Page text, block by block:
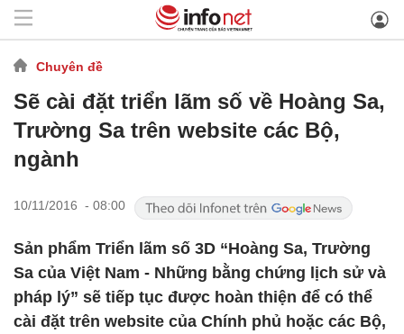
Chuyên đề
Sẽ cài đặt triển lãm số về Hoàng Sa,
Trường Sa trên website các Bộ,
ngành
10/11/2016 - 08:00
Sản phẩm Triển lãm số 3D “Hoàng Sa, Trường
Sa của Việt Nam - Những bằng chứng lịch sử và
pháp lý” sẽ tiếp tục được hoàn thiện để có thể
cài đặt trên website của Chính phủ hoặc các Bộ,